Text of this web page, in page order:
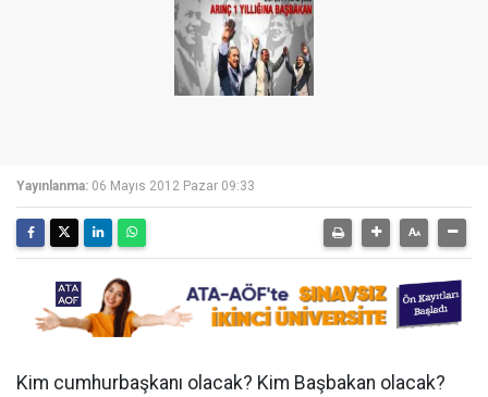
Yayınlanma: 06 Mayıs 2012 Pazar 09:33
Kim cumhurbaşkanı olacak? Kim Başbakan olacak?